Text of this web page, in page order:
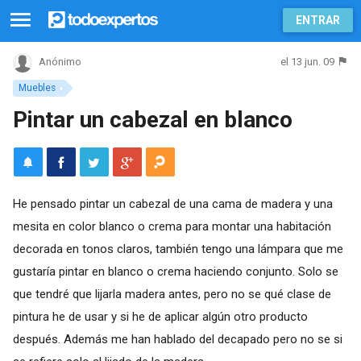
ENTRAR
Muebles
Anónimo el 13 jun. 09
Pintar un cabezal en blanco
He pensado pintar un cabezal de una cama de madera y una
mesita en color blanco o crema para montar una habitación
decorada en tonos claros, también tengo una lámpara que me
gustaría pintar en blanco o crema haciendo conjunto. Solo se
que tendré que lijarla madera antes, pero no se qué clase de
pintura he de usar y si he de aplicar algún otro producto
después. Además me han hablado del decapado pero no se si